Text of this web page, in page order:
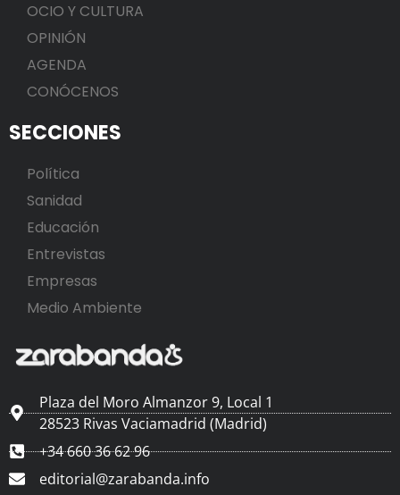
OCIO Y CULTURA
OPINIÓN
AGENDA
CONÓCENOS
SECCIONES
Política
Sanidad
Educación
Entrevistas
Empresas
Medio Ambiente
Plaza del Moro Almanzor 9, Local 1
28523 Rivas Vaciamadrid (Madrid)
+34 660 36 62 96
editorial@zarabanda.info